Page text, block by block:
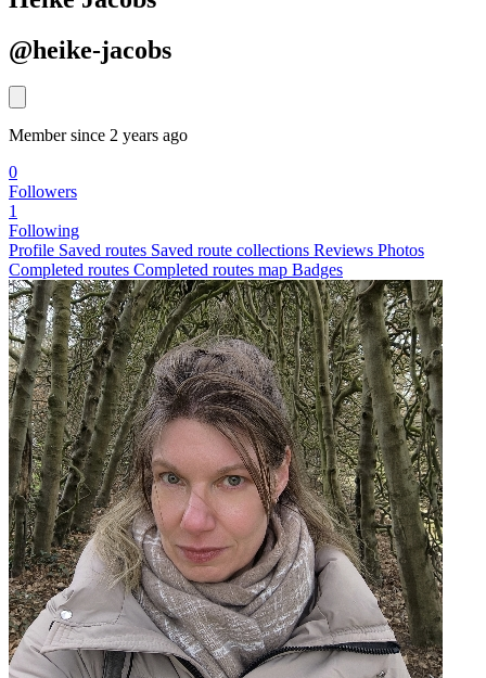
@heike-jacobs
Member since 2 years ago
0
Followers
1
Following
Profile Saved routes Saved route collections Reviews Photos
Completed routes Completed routes map Badges